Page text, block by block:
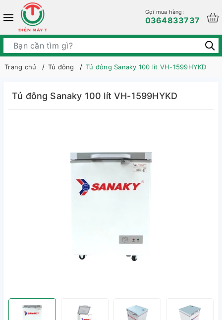
Gọi mua hàng:
0364833737
Trang chủ Tủ đông Tủ đông Sanaky 100 lít VH-1599HYKD
Tủ đông Sanaky 100 lít VH-1599HYKD